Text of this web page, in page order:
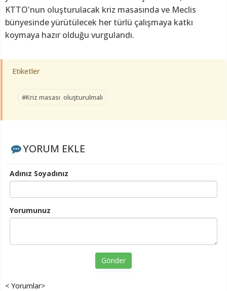
KTTO'nun oluşturulacak kriz masasında ve Meclis
bünyesinde yürütülecek her türlü çalışmaya katkı
koymaya hazır olduğu vurgulandı.
Etiketler
#Kriz masası oluşturulmalı
YORUM EKLE
Adınız Soyadınız
Yorumunuz
Gönder
< Yorumlar>